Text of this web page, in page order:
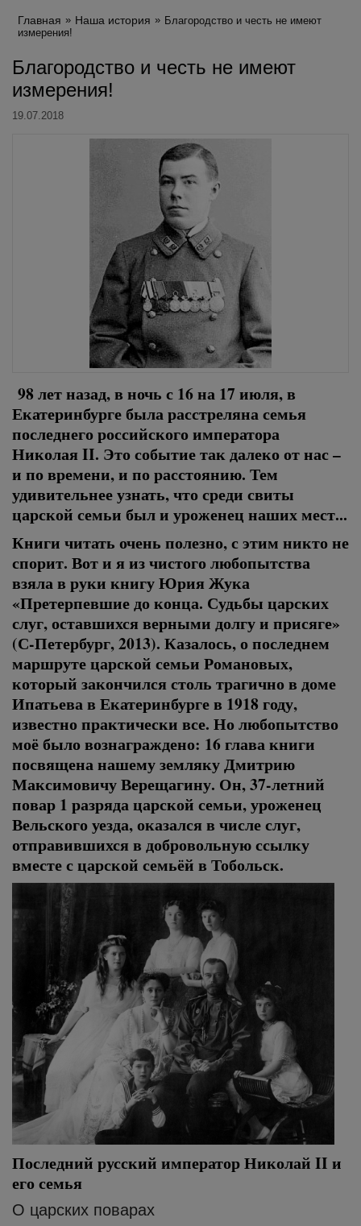
Главная Наша история
Благородство и честь не имеют
измерения!
Благородство и честь не имеют
измерения!
19.07.2018
98 лет назад, в ночь с 16 на 17 июля, в
Екатеринбурге была расстреляна семья
последнего российского императора
Николая II. Это событие так далеко от нас –
и по времени, и по расстоянию. Тем
удивительнее узнать, что среди свиты
царской семьи был и уроженец наших мест...
Книги читать очень полезно, с этим никто не
спорит. Вот и я из чистого любопытства
взяла в руки книгу Юрия Жука
«Претерпевшие до конца. Судьбы царских
слуг, оставшихся верными долгу и присяге»
(С-Петербург, 2013). Казалось, о последнем
маршруте царской семьи Романовых,
который закончился столь трагично в доме
Ипатьева в Екатеринбурге в 1918 году,
известно практически все. Но любопытство
моё было вознаграждено: 16 глава книги
посвящена нашему земляку Дмитрию
Максимовичу Верещагину. Он, 37-летний
повар 1 разряда царской семьи, уроженец
Вельского уезда, оказался в числе слуг,
отправившихся в добровольную ссылку
вместе с царской семьёй в Тобольск.
Последний русский император Николай II и
его семья
О царских поварах